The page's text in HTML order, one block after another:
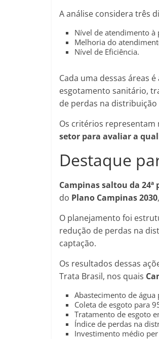
A análise considera três
Nível de atendimento à
Melhoria do
Nível de Eficiência.
Cada uma dessas áreas
esgotamento sanitário,
de perdas na distribuição
Os critérios representam
setor para avaliar a
Destaque
Campinas saltou da 24ª
do Plano Campinas 2030
O planejamento foi
redução de perdas na
captação.
Os resultados dessas
Trata Brasil, nos quais
Abastecimento de
Coleta de esgoto para
Tratamento de esgoto
Índice de perdas na
Investimento médio